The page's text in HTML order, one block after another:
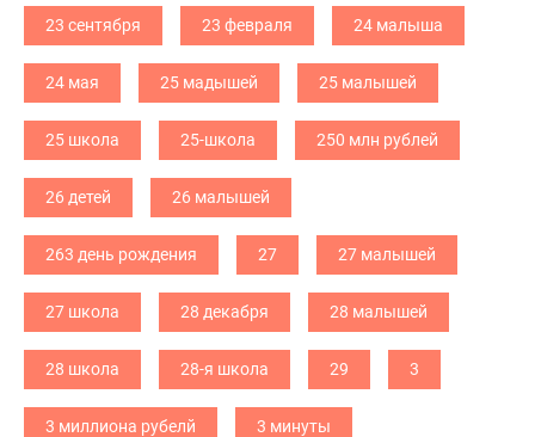
23 сентября 23 февраля 24 малыша
24 мая 25 мадышей 25 малышей
25 школа 25-школа 250 млн рублей
26 детей 26 малышей
263 день рождения 27 27 малышей
27 школа 28 декабря 28 малышей
28 школа 28-я школа 29 3
3 миллиона рубелй 3 минуты